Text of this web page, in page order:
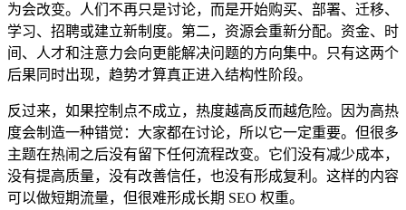
为会改变。人们不再只是讨论，而是开始购买、部署、迁移、
学习、招聘或建立新制度。第二，资源会重新分配。资金、时
间、人才和注意力会向更能解决问题的方向集中。只有这两个
后果同时出现，趋势才算真正进入结构性阶段。
反过来，如果控制点不成立，热度越高反而越危险。因为高热
度会制造一种错觉：大家都在讨论，所以它一定重要。但很多
主题在热闹之后没有留下任何流程改变。它们没有减少成本，
没有提高质量，没有改善信任，也没有形成复利。这样的内容
可以做短期流量，但很难形成长期 SEO 权重。